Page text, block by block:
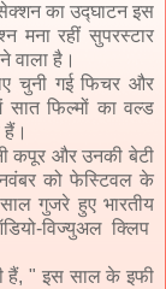
सेक्शन का उद्घाटन इस
मना रहीं सुपरस्टार
वाला है।
चुनी गई फिचर और
सात फिल्मों का वल्ड
हैं।
कपूर और उनकी बेटी
नवंबर को फेस्टिवल के
गुजरे हुए भारतीय
विज्युअल क्लिप
हैं, " इस साल के इफी